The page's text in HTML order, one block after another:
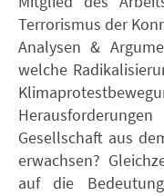
Terrorismus der
Analysen &
welche
Gesellschaft aus
erwachsen?
auf die